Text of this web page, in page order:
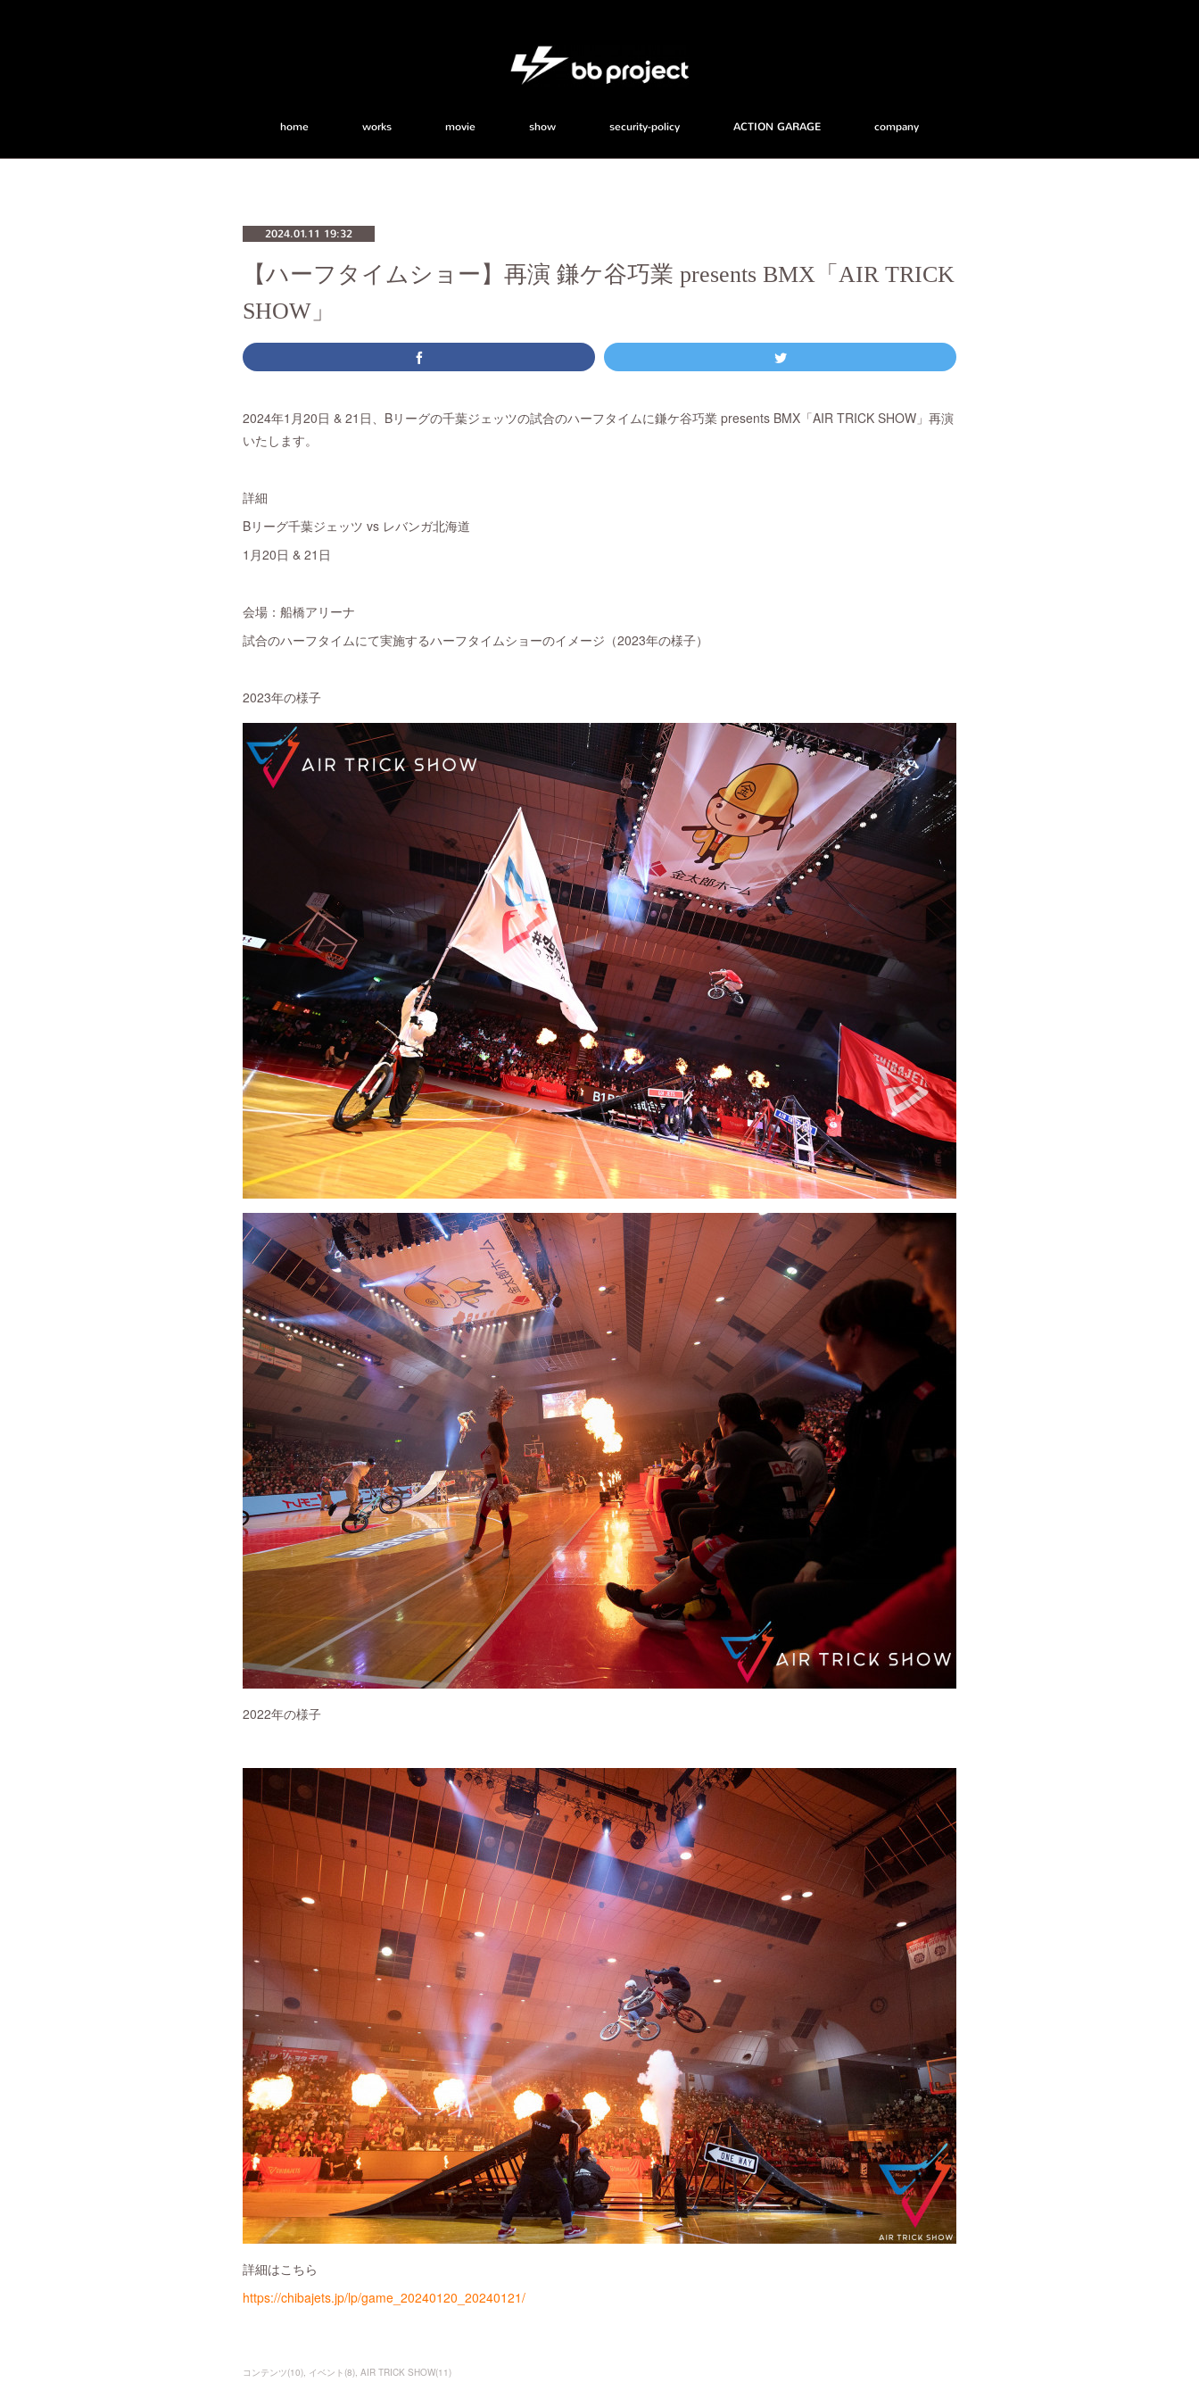
home works movie show security-policy ACTION GARAGE company
2024.01.11 19:32
【ハーフタイムショー】再演 鎌ケ谷巧業 presents BMX「AIR TRICK
SHOW」
2024年1月20日 & 21日、Bリーグの千葉ジェッツの試合のハーフタイムに鎌ケ谷巧業 presents BMX「AIR TRICK SHOW」再演
いたします。
詳細
Bリーグ千葉ジェッツ vs レバンガ北海道
1月20日 & 21日
会場：船橋アリーナ
試合のハーフタイムにて実施するハーフタイムショーのイメージ（2023年の様子）
2023年の様子
2022年の様子
詳細はこちら
https://chibajets.jp/lp/game_20240120_20240121/
コンテンツ(10) イベント (8) AIR TRICK SHOW(11)